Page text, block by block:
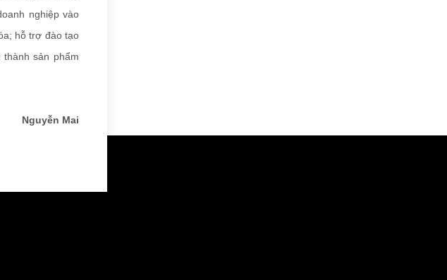
nghiệp vào
hỗ trợ đào tạo
sản phẩm
Nguyễn Mai